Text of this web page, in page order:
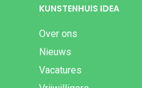
KUNSTENHUIS IDEA
Over ons
Nieuws
Vacatures